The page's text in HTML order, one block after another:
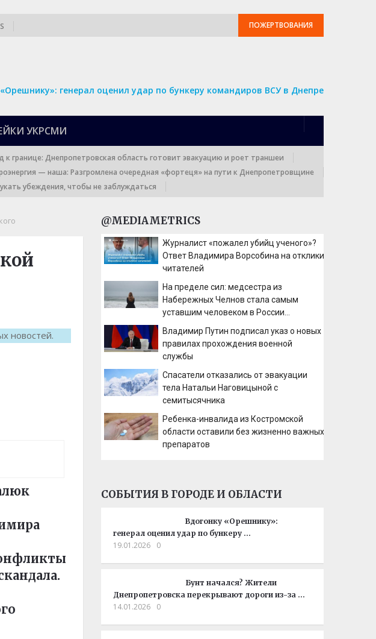
ПОЖЕРТВОВАНИЯ
генерал оценил удар по бункеру командиров ВСУ в Днепре
УКРСМИ
к границе: Днепропетровская область готовит эвакуацию и роет траншеи
— наша: Разгромлена очередная «фортеця» на пути к Днепропетровщине
убеждения, чтобы не заблуждаться
новостей.
@MEDIAMETRICS
Журналист «пожалел убийц ученого»?
Ответ Владимира Ворсобина на отклики
читателей
На пределе сил: медсестра из
Набережных Челнов стала самым
уставшим человеком в России
Владимир Путин подписал указ о новых
правилах прохождения военной
службы
Спасатели отказались от эвакуации
тела Натальи Наговицыной с
семитысячника
Ребенка-инвалида из Костромской
области оставили без жизненно важных
препаратов
СОБЫТИЯ В ГОРОДЕ И ОБЛАСТИ
Вдогонку «Орешнику»:
генерал оценил удар по бункеру …
19.01.2026 0
Бунт начался? Жители
Днепропетровска перекрывают дороги из-за …
14.01.2026 0